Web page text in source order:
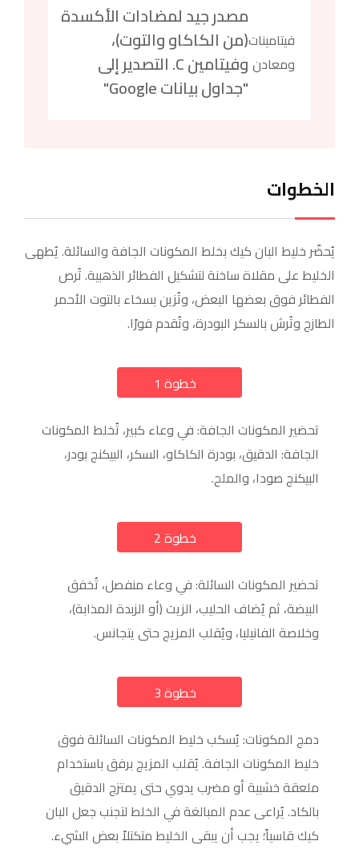
فيتامينات
ومعادن
مصدر جيد لمضادات الأكسدة
(من الكاكاو والتوت)،
وفيتامين C. التصدير إلى
"جداول بيانات Google"
الخطوات
يُحضّر خليط البان كيك بخلط المكونات الجافة والسائلة. يُطهى
الخليط على مقلاة ساخنة لتشكيل الفطائر الذهبية. تُرص
الفطائر فوق بعضها البعض، وتُزين بسخاء بالتوت الأحمر
الطازج وتُرش بالسكر البودرة، وتُقدم فورًا.
خطوة 1
تحضير المكونات الجافة: في وعاء كبير، تُخلط المكونات
الجافة: الدقيق، بودرة الكاكاو، السكر، البيكنج بودر،
البيكنج صودا، والملح.
خطوة 2
تحضير المكونات السائلة: في وعاء منفصل، تُخفق
البيضة، ثم يُضاف الحليب، الزيت (أو الزبدة المذابة)،
وخلاصة الفانيليا، ويُقلب المزيج حتى يتجانس.
خطوة 3
دمج المكونات: يُسكب خليط المكونات السائلة فوق
خليط المكونات الجافة. يُقلب المزيج برفق باستخدام
ملعقة خشبية أو مضرب يدوي حتى يمتزج الدقيق
بالكاد. يُراعى عدم المبالغة في الخلط لتجنب جعل البان
كيك قاسياً؛ يجب أن يبقى الخليط متكتلاً بعض الشيء.